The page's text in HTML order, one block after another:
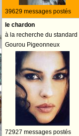
39629 messages postés
le chardon
à la recherche du standard
Gourou Pigeonneux
72927 messages postés